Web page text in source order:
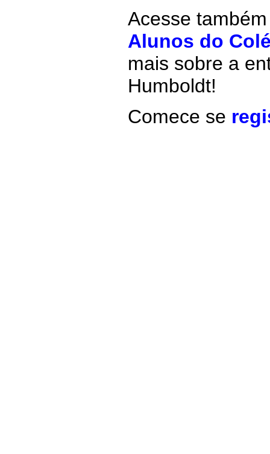
Acesse
Alunos do
mais sobre a
Humboldt!
Comece se